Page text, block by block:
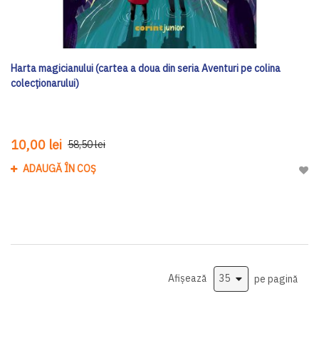
Harta magicianului (cartea a doua din seria Aventuri pe colina
colecționarului)
10,00 lei 58,50 lei
ADAUGĂ ÎN COȘ
Afișează pe pagină